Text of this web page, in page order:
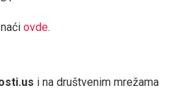
ovde.
i na društvenim mrežama